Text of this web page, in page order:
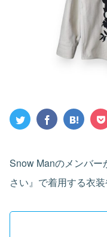
Snow Manのメンバ
さい』で着用する衣